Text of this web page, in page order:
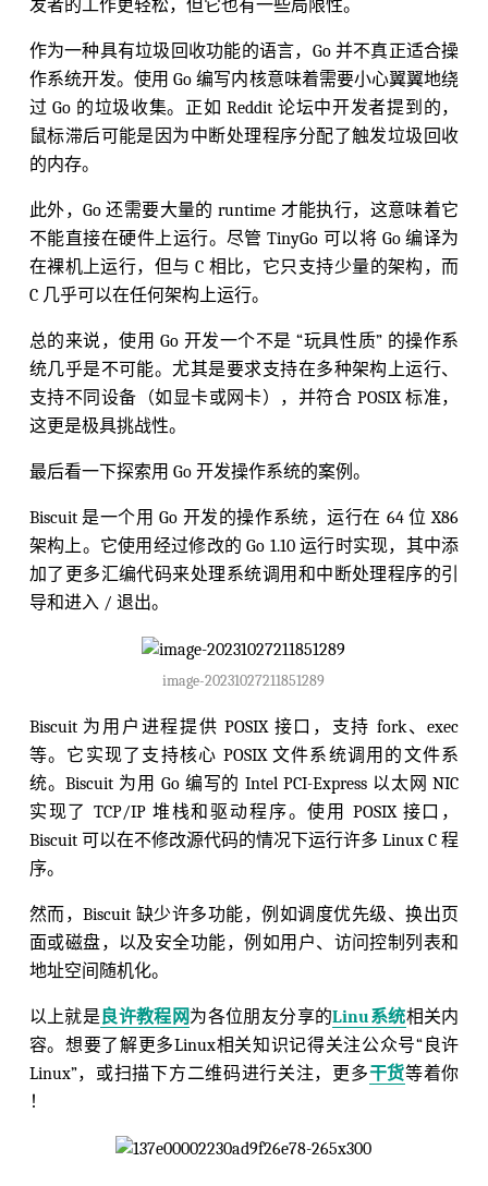
发者的工作更轻松，但它也有一些局限性。
作为一种具有垃圾回收功能的语言，Go 并不真正适合操
作系统开发。使用 Go 编写内核意味着需要小心翼翼地绕
过 Go 的垃圾收集。正如 Reddit 论坛中开发者提到的，
鼠标滞后可能是因为中断处理程序分配了触发垃圾回收
的内存。
此外，Go 还需要大量的 runtime 才能执行，这意味着它
不能直接在硬件上运行。尽管 TinyGo 可以将 Go 编译为
在裸机上运行，但与 C 相比，它只支持少量的架构，而
C 几乎可以在任何架构上运行。
总的来说，使用 Go 开发一个不是 “玩具性质” 的操作系
统几乎是不可能。尤其是要求支持在多种架构上运行、
支持不同设备（如显卡或网卡），并符合 POSIX 标准，
这更是极具挑战性。
最后看一下探索用 Go 开发操作系统的案例。
Biscuit 是一个用 Go 开发的操作系统，运行在 64 位 X86
架构上。它使用经过修改的 Go 1.10 运行时实现，其中添
加了更多汇编代码来处理系统调用和中断处理程序的引
导和进入 / 退出。
image-20231027211851289
Biscuit 为用户进程提供 POSIX 接口，支持 fork、exec
等。它实现了支持核心 POSIX 文件系统调用的文件系
统。Biscuit 为用 Go 编写的 Intel PCI-Express 以太网 NIC
实现了 TCP/IP 堆栈和驱动程序。使用 POSIX 接口，
Biscuit 可以在不修改源代码的情况下运行许多 Linux C 程
序。
然而，Biscuit 缺少许多功能，例如调度优先级、换出页
面或磁盘，以及安全功能，例如用户、访问控制列表和
地址空间随机化。
以上就是良许教程网为各位朋友分享的Linu系统相关内
容。想要了解更多Linux相关知识记得关注公众号“良许
Linux”，或扫描下方二维码进行关注，更多干货等着你
！